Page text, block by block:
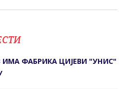
ИМА ФАБРИКА ЦИЈЕВИ "УНИС"